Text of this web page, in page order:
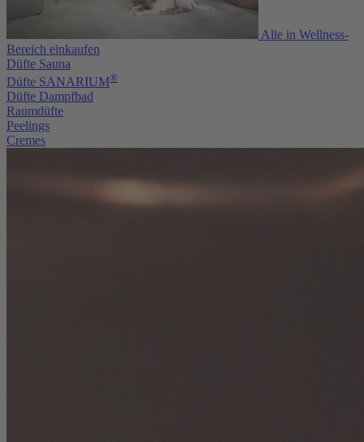
Alle in Wellness-
Bereich einkaufen
Düfte Sauna
Düfte SANARIUM®
Düfte Dampfbad
Raumdüfte
Peelings
Cremes